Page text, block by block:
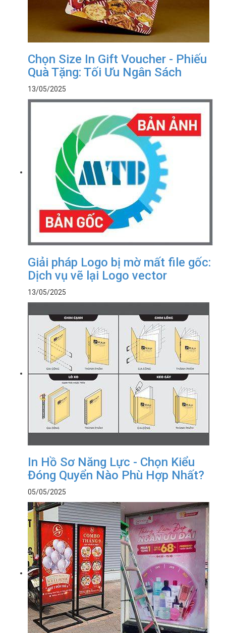
Chọn Size In Gift Voucher - Phiếu
Quà Tặng: Tối Ưu Ngân Sách
13/05/2025
Giải pháp Logo bị mờ mất file gốc:
Dịch vụ vẽ lại Logo vector
13/05/2025
In Hồ Sơ Năng Lực - Chọn Kiểu
Đóng Quyển Nào Phù Hợp Nhất?
05/05/2025